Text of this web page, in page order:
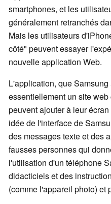
smartphones, et les
généralement retranchés
Mais les utilisateurs
côté" peuvent essayer
nouvelle application Web.
L'application, que
essentiellement un site
peuvent ajouter à leur
idée de l'interface de
des messages texte et des
fausses personnes qui
l'utilisation d'un téléphone
didacticiels et des
(comme l'appareil photo) et